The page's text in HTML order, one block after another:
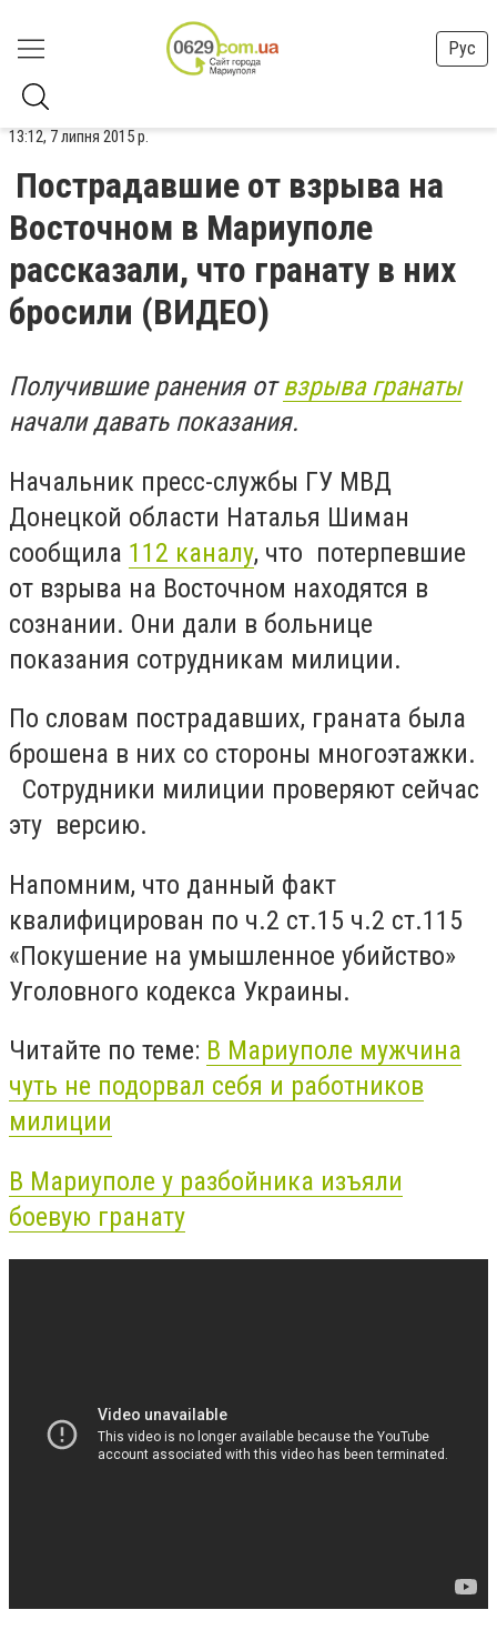
Рус
13:12, 7 липня 2015 р.
Пострадавшие от взрыва на
Восточном в Мариуполе
рассказали, что гранату в них
бросили (ВИДЕО)
Получившие ранения отвзрыва гранаты
начали давать показания.
Начальник пресс-службы ГУ МВД
Донецкой области Наталья Шиман
сообщила 112 каналу, что потерпевшие
от взрыва на Восточном находятся в
сознании. Они дали в больнице
показания сотрудникам милиции.
По словам пострадавших, граната была
брошена в них со стороны многоэтажки.
Сотрудники милиции проверяют сейчас
эту версию.
Напомним, что данный факт
квалифицирован по ч.2 ст.15 ч.2 ст.115
«Покушение на умышленное убийство»
Уголовного кодекса Украины.
Читайте по теме: В Мариуполе мужчина
чуть не подорвал себя и работников
милиции
В Мариуполе у разбойника изъяли
боевую гранату